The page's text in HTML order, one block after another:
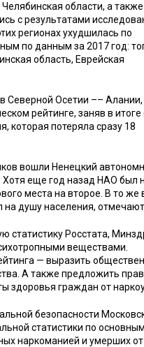
области, а также
с результатами
регионах ухудшилась по
по данным за 2017 год:
область, Еврейская
Северной Осетии –– Алании,
рейтинге, заняв в итоге
которая потеряла сразу 18
вошли Ненецкий
еще год назад НАО был
места на второе. В то
душу населения, отмечают
статистику Росстата,
веществами.
— выразить
А также предложить
здоровья граждан от
безопасности
статистики по
наркоманией и умерших